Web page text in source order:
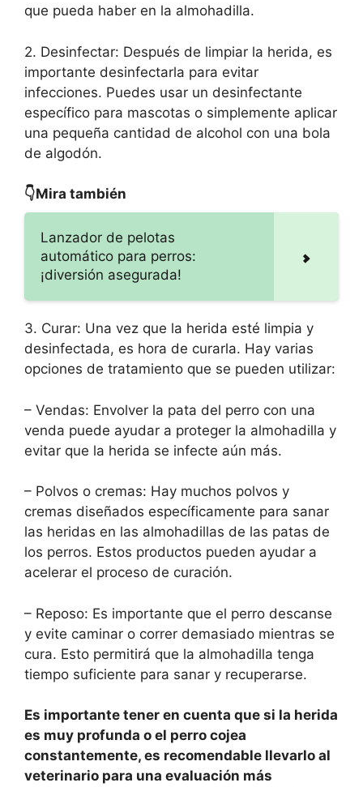
que pueda haber en la almohadilla.
2. Desinfectar: Después de limpiar la herida, es
importante desinfectarla para evitar
infecciones. Puedes usar un desinfectante
específico para mascotas o simplemente aplicar
una pequeña cantidad de alcohol con una bola
de algodón.
👇Mira también
Lanzador de pelotas
automático para perros:
¡diversión asegurada!
3. Curar: Una vez que la herida esté limpia y
desinfectada, es hora de curarla. Hay varias
opciones de tratamiento que se pueden utilizar:
– Vendas: Envolver la pata del perro con una
venda puede ayudar a proteger la almohadilla y
evitar que la herida se infecte aún más.
– Polvos o cremas: Hay muchos polvos y
cremas diseñados específicamente para sanar
las heridas en las almohadillas de las patas de
los perros. Estos productos pueden ayudar a
acelerar el proceso de curación.
– Reposo: Es importante que el perro descanse
y evite caminar o correr demasiado mientras se
cura. Esto permitirá que la almohadilla tenga
tiempo suficiente para sanar y recuperarse.
Es importante tener en cuenta que si la herida
es muy profunda o el perro cojea
constantemente, es recomendable llevarlo al
veterinario para una evaluación más